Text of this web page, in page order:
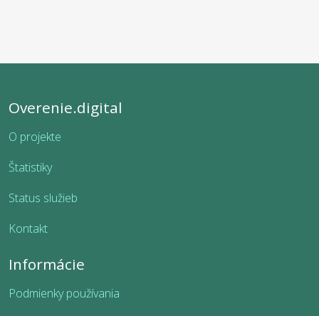
Overenie.digital
O projekte
Štatistiky
Status služieb
Kontakt
Informácie
Podmienky používania